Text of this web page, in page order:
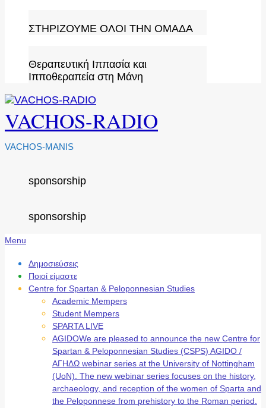
ΣΤΗΡΙΖΟΥΜΕ ΟΛΟΙ ΤΗΝ ΟΜΑΔΑ
Θεραπευτική Ιππασία και
Ιπποθεραπεία στη Μάνη
VACHOS-RADIO
VACHOS-MANIS
sponsorship
sponsorship
Secondary
Menu
Menu
Δημοσιεύσεις
Ποιοί είμαστε
Centre for Spartan & Peloponnesian Studies
Academic Mempers
Student Mempers
SPARTA LIVE
AGIDOWe are pleased to announce the new Centre for
Spartan & Peloponnesian Studies (CSPS) AGIDO /
ΑΓΗΔΩ webinar series at the University of Nottingham
(UoN). The new webinar series focuses on the history,
archaeology, and reception of the women of Sparta and
the Peloponnese from prehistory to the Roman period.